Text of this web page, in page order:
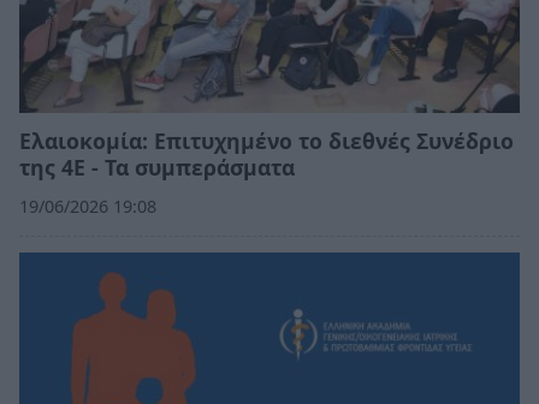
Ελαιοκομία: Επιτυχημένο το διεθνές Συνέδριο
της 4Ε - Τα συμπεράσματα
19/06/2026 19:08